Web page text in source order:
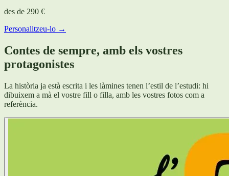
des de 290 €
Personalitzeu-lo →
Contes de sempre, amb els vostres
protagonistes
La història ja està escrita i les làmines tenen l’estil de l’estudi: hi
dibuixem a mà el vostre fill o filla, amb les vostres fotos com a
referència.